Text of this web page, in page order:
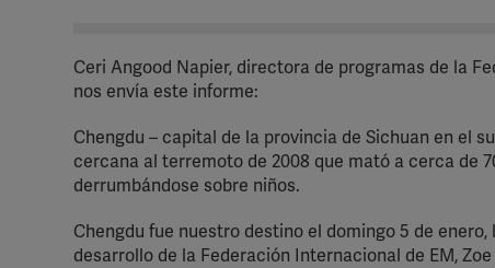
Ceri Angood Napier, directora de programas de la
nos envía este informe:
Chengdu – capital de la provincia de Sichuan en el
cercana al terremoto de 2008 que mató a cerca de
derrumbándose sobre niños.
Chengdu fue nuestro destino el domingo 5 de
desarrollo de la Federación Internacional de EM,